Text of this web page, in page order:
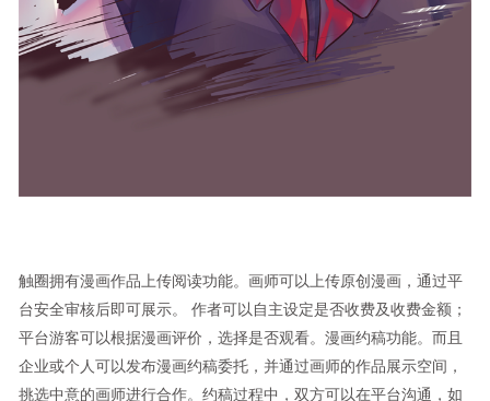
触圈拥有漫画作品上传阅读功能。画师可以上传原创漫画，通过平
台安全审核后即可展示。 作者可以自主设定是否收费及收费金额；
平台游客可以根据漫画评价，选择是否观看。漫画约稿功能。而且
企业或个人可以发布漫画约稿委托，并通过画师的作品展示空间，
挑选中意的画师进行合作。约稿过程中，双方可以在平台沟通，如